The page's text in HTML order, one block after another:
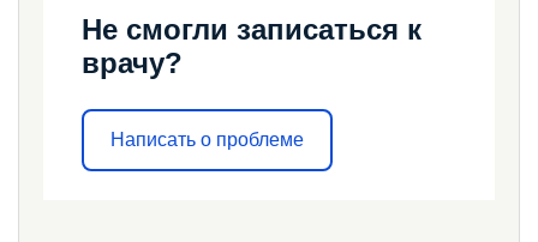
Не смогли записаться к
врачу?
Написать о проблеме